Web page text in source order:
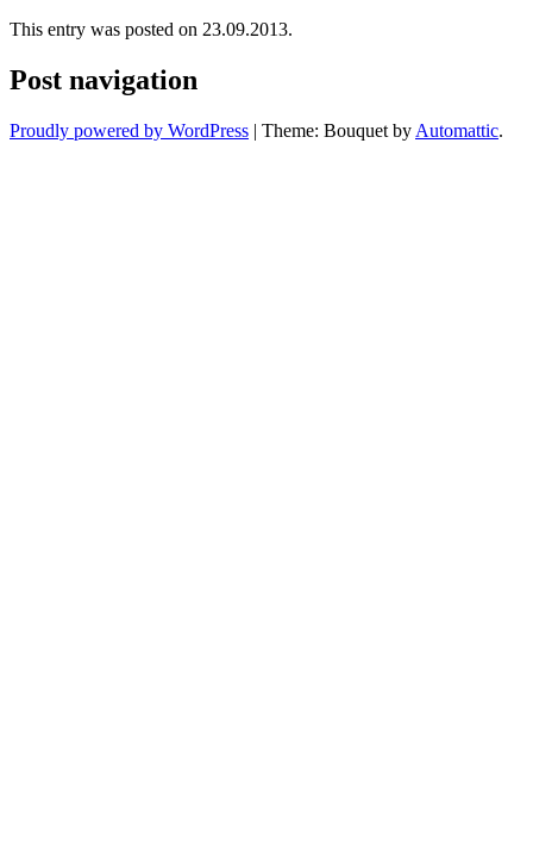
This entry was posted on 23.09.2013.
Post navigation
Proudly powered by WordPress | Theme: Bouquet by Automattic.